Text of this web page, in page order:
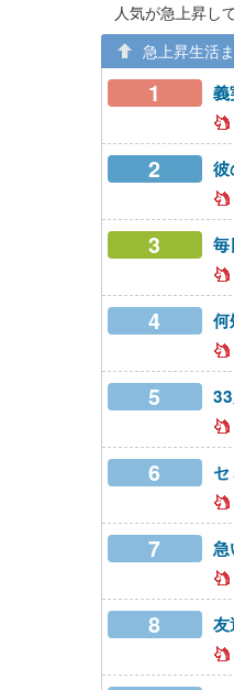
人気が急上昇し
急上昇生活
1 義
2 彼
3 毎
4 何
5
6
7 急
8 友